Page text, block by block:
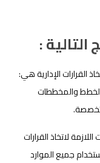
:
القرارات الإدارية هي:
والمخططات
لاتخاذ القرارات
جميع الموارد